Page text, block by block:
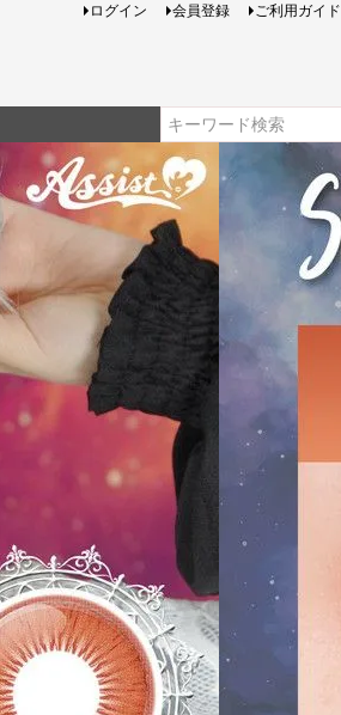
ログイン 会員登録 ご利用ガイド